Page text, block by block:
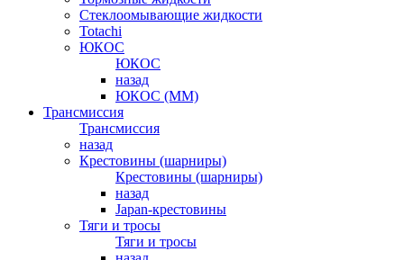
Стеклоомывающие жидкости
Totachi
ЮКОС
ЮКОС
назад
ЮКОС (ММ)
Трансмиссия
Трансмиссия
назад
Крестовины (шарниры)
Крестовины (шарниры)
назад
Japan-крестовины
Тяги и тросы
Тяги и тросы